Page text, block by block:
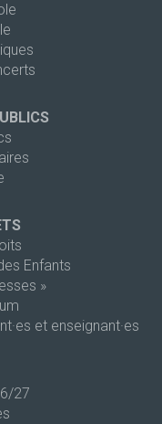
Enfants
»
et enseignant·es
27